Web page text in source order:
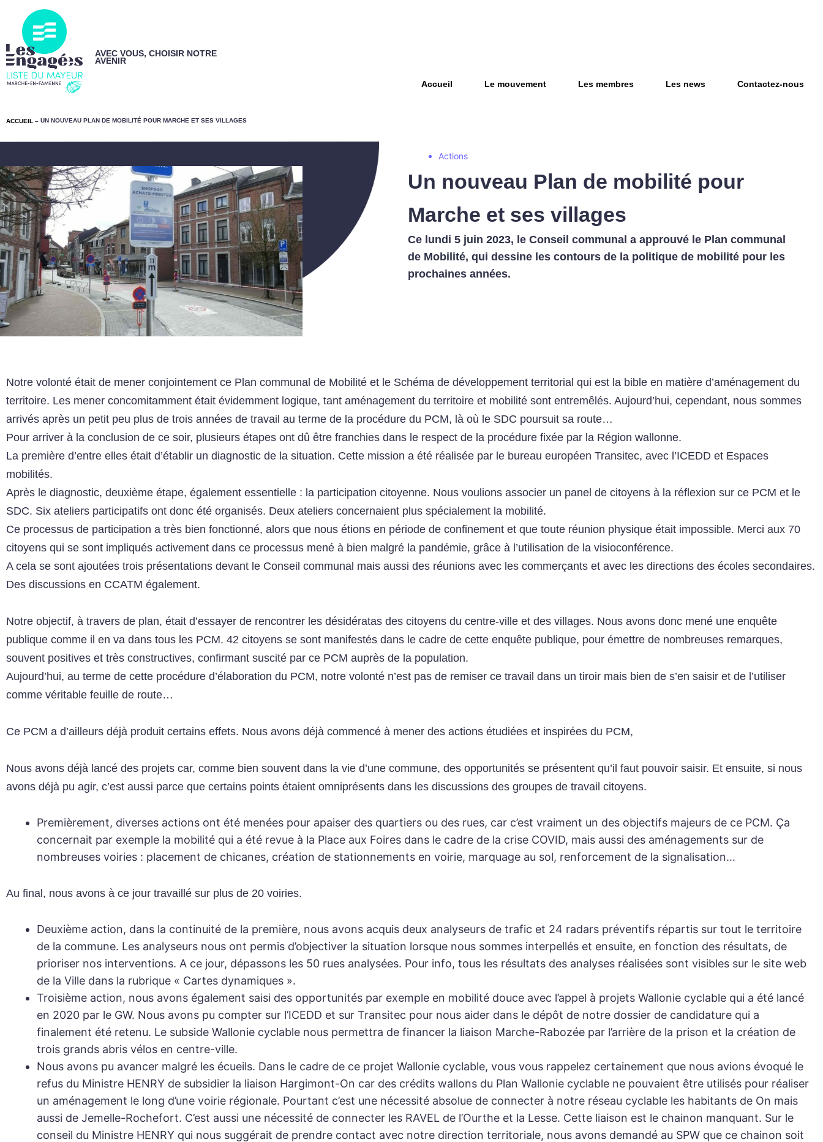
AVEC VOUS, CHOISIR NOTRE
AVENIR
Accueil Le mouvement Les membres Les news Contactez-nous
ACCUEIL – UN NOUVEAU PLAN DE MOBILITÉ POUR MARCHE ET SES VILLAGES
Actions
Un nouveau Plan de mobilité pour
Marche et ses villages
Ce lundi 5 juin 2023, le Conseil communal a approuvé le Plan communal
de Mobilité, qui dessine les contours de la politique de mobilité pour les
prochaines années.
Notre volonté était de mener conjointement ce Plan communal de Mobilité et le Schéma de développement territorial qui est la bible en matière d’aménagement du
territoire. Les mener concomitamment était évidemment logique, tant aménagement du territoire et mobilité sont entremêlés. Aujourd’hui, cependant, nous sommes
arrivés après un petit peu plus de trois années de travail au terme de la procédure du PCM, là où le SDC poursuit sa route…
Pour arriver à la conclusion de ce soir, plusieurs étapes ont dû être franchies dans le respect de la procédure fixée par la Région wallonne.
La première d’entre elles était d’établir un diagnostic de la situation. Cette mission a été réalisée par le bureau européen Transitec, avec l’ICEDD et Espaces
mobilités.
Après le diagnostic, deuxième étape, également essentielle : la participation citoyenne. Nous voulions associer un panel de citoyens à la réflexion sur ce PCM et le
SDC. Six ateliers participatifs ont donc été organisés. Deux ateliers concernaient plus spécialement la mobilité.
Ce processus de participation a très bien fonctionné, alors que nous étions en période de confinement et que toute réunion physique était impossible. Merci aux 70
citoyens qui se sont impliqués activement dans ce processus mené à bien malgré la pandémie, grâce à l’utilisation de la visioconférence.
A cela se sont ajoutées trois présentations devant le Conseil communal mais aussi des réunions avec les commerçants et avec les directions des écoles secondaires.
Des discussions en CCATM également.
Notre objectif, à travers de plan, était d’essayer de rencontrer les désidératas des citoyens du centre-ville et des villages. Nous avons donc mené une enquête
publique comme il en va dans tous les PCM. 42 citoyens se sont manifestés dans le cadre de cette enquête publique, pour émettre de nombreuses remarques,
souvent positives et très constructives, confirmant suscité par ce PCM auprès de la population.
Aujourd’hui, au terme de cette procédure d’élaboration du PCM, notre volonté n’est pas de remiser ce travail dans un tiroir mais bien de s’en saisir et de l’utiliser
comme véritable feuille de route…
Ce PCM a d’ailleurs déjà produit certains effets. Nous avons déjà commencé à mener des actions étudiées et inspirées du PCM,
Nous avons déjà lancé des projets car, comme bien souvent dans la vie d’une commune, des opportunités se présentent qu’il faut pouvoir saisir. Et ensuite, si nous
avons déjà pu agir, c’est aussi parce que certains points étaient omniprésents dans les discussions des groupes de travail citoyens.
Premièrement, diverses actions ont été menées pour apaiser des quartiers ou des rues, car c’est vraiment un des objectifs majeurs de ce PCM. Ça
concernait par exemple la mobilité qui a été revue à la Place aux Foires dans le cadre de la crise COVID, mais aussi des aménagements sur de
nombreuses voiries : placement de chicanes, création de stationnements en voirie, marquage au sol, renforcement de la signalisation…
Au final, nous avons à ce jour travaillé sur plus de 20 voiries.
Deuxième action, dans la continuité de la première, nous avons acquis deux analyseurs de trafic et 24 radars préventifs répartis sur tout le territoire
de la commune. Les analyseurs nous ont permis d’objectiver la situation lorsque nous sommes interpellés et ensuite, en fonction des résultats, de
prioriser nos interventions. A ce jour, dépassons les 50 rues analysées. Pour info, tous les résultats des analyses réalisées sont visibles sur le site web
de la Ville dans la rubrique « Cartes dynamiques ».
Troisième action, nous avons également saisi des opportunités par exemple en mobilité douce avec l’appel à projets Wallonie cyclable qui a été lancé
en 2020 par le GW. Nous avons pu compter sur l’ICEDD et sur Transitec pour nous aider dans le dépôt de notre dossier de candidature qui a
finalement été retenu. Le subside Wallonie cyclable nous permettra de financer la liaison Marche-Rabozée par l’arrière de la prison et la création de
trois grands abris vélos en centre-ville.
Nous avons pu avancer malgré les écueils. Dans le cadre de ce projet Wallonie cyclable, vous vous rappelez certainement que nous avions évoqué le
refus du Ministre HENRY de subsidier la liaison Hargimont-On car des crédits wallons du Plan Wallonie cyclable ne pouvaient être utilisés pour réaliser
un aménagement le long d’une voirie régionale. Pourtant c’est une nécessité absolue de connecter à notre réseau cyclable les habitants de On mais
aussi de Jemelle-Rochefort. C’est aussi une nécessité de connecter les RAVEL de l’Ourthe et la Lesse. Cette liaison est le chainon manquant. Sur le
conseil du Ministre HENRY qui nous suggérait de prendre contact avec notre direction territoriale, nous avons demandé au SPW que ce chainon soit